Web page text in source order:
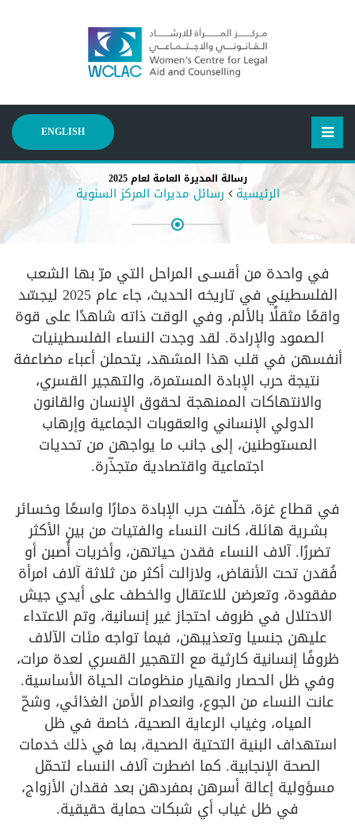
ENGLISH
رسالة المديرة العامة لعام 2025
الرئيسية رسائل مديرات المركز السنوية
في واحدة من أقسـى المراحل التي مرّ بها الشعب
الفلسطيني في تاريخه الحديث، جاء عام 2025 ليجسّد
واقعًا مثقلًا بالألم، وفي الوقت ذاته شاهدًا على قوة
الصمود والإرادة. لقد وجدت النساء الفلسطينيات
أنفسهن في قلب هذا المشهد، يتحملن أعباء مضاعفة
نتيجة حرب الإبادة المستمرة، والتهجير القسري،
والانتهاكات الممنهجة لحقوق الإنسان والقانون
الدولي الإنساني والعقوبات الجماعية وإرهاب
المستوطنين، إلى جانب ما يواجهن من تحديات
اجتماعية واقتصادية متجذّرة.
في قطاع غزة، خلّفت حرب الإبادة دمارًا واسعًا وخسائر
بشـرية هائلة، كانت النساء والفتيات من بين الأكثر
تضررًا. آلاف النساء فقدن حياتهن، وأخريات أُصبن أو
فُقدن تحت الأنقاض، ولازالت أكثر من ثلاثة آلاف امرأة
مفقودة، وتعرضن للاعتقال والخطف على أيدي جيش
الاحتلال في ظروف احتجاز غير إنسانية، وتم الاعتداء
عليهن جنسيا وتعذيبهن، فيما تواجه مئات الآلاف
ظروفًا إنسانية كارثية مع التهجير القسري لعدة مرات،
وفي ظل الحصار وانهيار منظومات الحياة الأساسية.
عانت النساء من الجوع، وانعدام الأمن الغذائي، وشحّ
المياه، وغياب الرعاية الصحية، خاصة في ظل
استهداف البنية التحتية الصحية، بما في ذلك خدمات
الصحة الإنجابية. كما اضطرت آلاف النساء لتحمّل
مسؤولية إعالة أسرهن بمفردهن بعد فقدان الأزواج،
في ظل غياب أي شبكات حماية حقيقية.